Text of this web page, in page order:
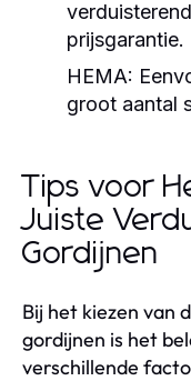
prijsgarantie.
HEMA:
groot aantal
Tips voor
Juiste
Gordijnen
Bij het kiezen van
gordijnen is het
verschillende